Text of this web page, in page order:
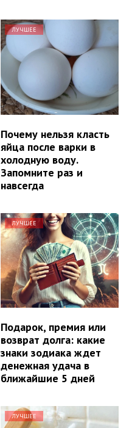
ЛУЧШЕЕ
Почему нельзя класть
яйца после варки в
холодную воду.
Запомните раз и
навсегда
ЛУЧШЕЕ
Подарок, премия или
возврат долга: какие
знаки зодиака ждет
денежная удача в
ближайшие 5 дней
ЛУЧШЕЕ